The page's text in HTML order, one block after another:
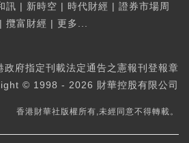
訊 | 新時空 | 時代財經 | 證券市場周
| 攬富財經 | 更多...
政府指定刊載法定通告之憲報刊登報章
© 1998 - 2026 財華控股有限公司
香港財華社版權所有,未經同意不得轉載。